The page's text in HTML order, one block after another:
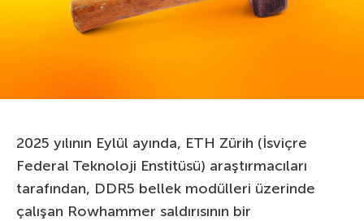
2025 yılının Eylül ayında, ETH Zürih (İsviçre
Federal Teknoloji Enstitüsü) araştırmacıları
tarafından, DDR5 bellek modülleri üzerinde
çalışan Rowhammer saldırısının bir